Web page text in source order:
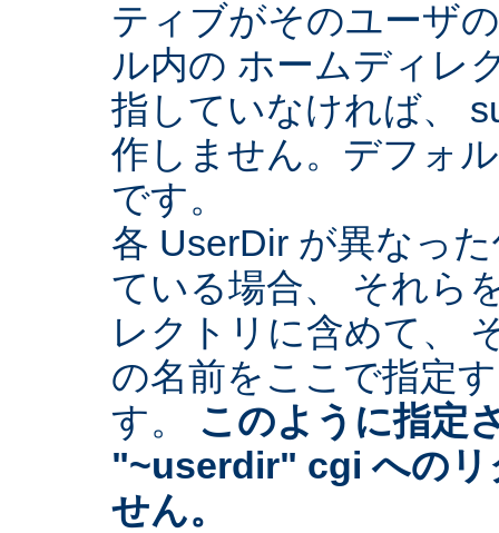
ティブがそのユーザ
ル内の ホームディレ
指していなければ、
作しません。デフォ
です。
各 UserDir が異なっ
ている場合、 それら
レクトリに含めて、
の名前をここで指定
す。 このように指定
"~userdir" cgi へのリ
せん。